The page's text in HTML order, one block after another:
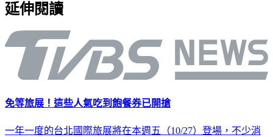
延伸閱讀
免等旅展！這些人氣吃到飽餐券已開搶
一年一度的台北國際旅展將在本週五（10/27）登場，不少消